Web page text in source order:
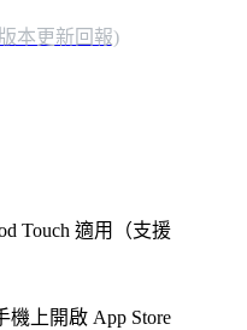
本更新回報)
Touch 適用（支援
機上開啟 App Store